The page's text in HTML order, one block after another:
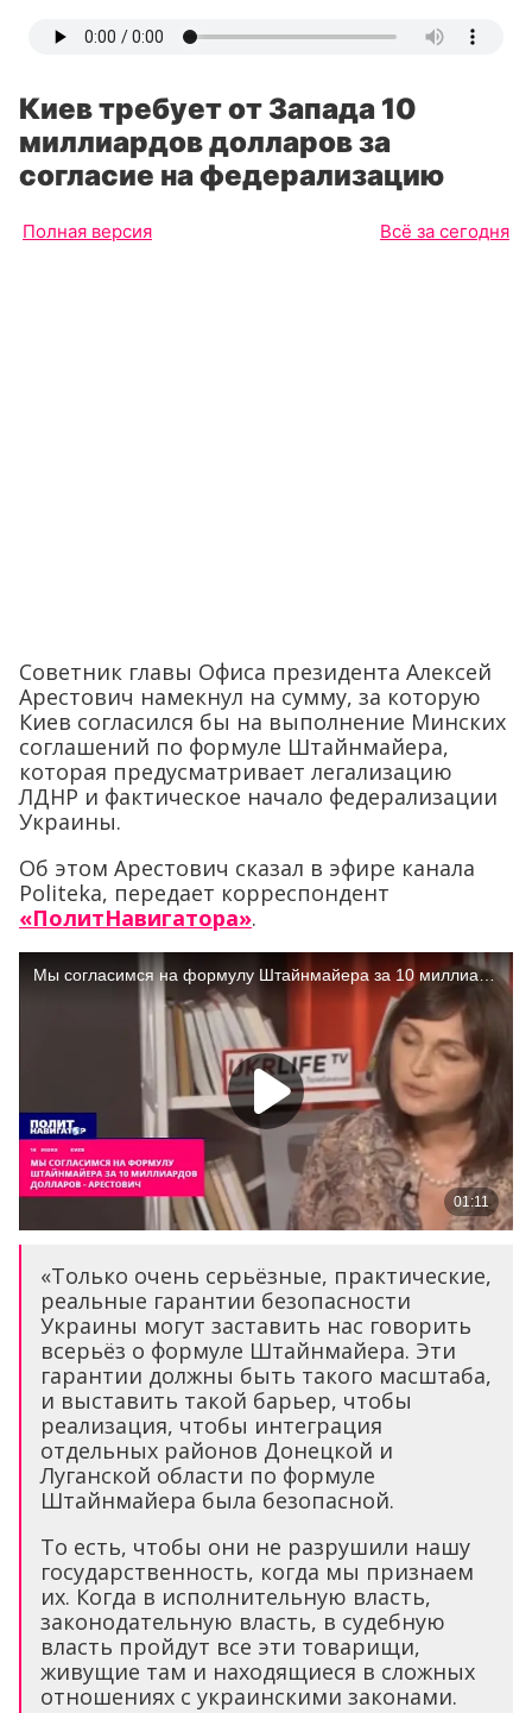
Киев требует от Запада 10
миллиардов долларов за
согласие на федерализацию
Полная версия Всё за сегодня
Советник главы Офиса президента Алексей
Арестович намекнул на сумму, за которую
Киев согласился бы на выполнение Минских
соглашений по формуле Штайнмайера,
которая предусматривает легализацию
ЛДНР и фактическое начало федерализации
Украины.
Об этом Арестович сказал в эфире канала
Politeka, передает корреспондент
«ПолитНавигатора».
«Только очень серьёзные, практические,
реальные гарантии безопасности
Украины могут заставить нас говорить
всерьёз о формуле Штайнмайера. Эти
гарантии должны быть такого масштаба,
и выставить такой барьер, чтобы
реализация, чтобы интеграция
отдельных районов Донецкой и
Луганской области по формуле
Штайнмайера была безопасной.
То есть, чтобы они не разрушили нашу
государственность, когда мы признаем
их. Когда в исполнительную власть,
законодательную власть, в судебную
власть пройдут все эти товарищи,
живущие там и находящиеся в сложных
отношениях с украинскими законами.